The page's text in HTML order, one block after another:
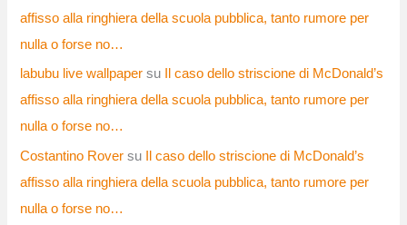
affisso alla ringhiera della scuola pubblica, tanto rumore per
nulla o forse no…
labubu live wallpaper su
Il caso dello striscione di McDonald’s
affisso alla ringhiera della scuola pubblica, tanto rumore per
nulla o forse no…
Costantino Rover su
Il caso dello striscione di McDonald’s
affisso alla ringhiera della scuola pubblica, tanto rumore per
nulla o forse no…